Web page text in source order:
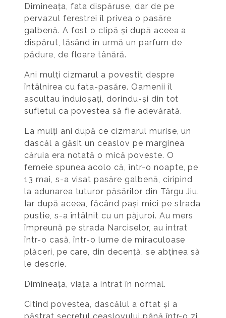
Dimineața, fata dispăruse, dar de pe
pervazul ferestrei îl privea o pasăre
galbenă. A fost o clipă și după aceea a
dispărut, lăsând în urmă un parfum de
pădure, de floare tânără.
Ani mulți cizmarul a povestit despre
întâlnirea cu fata-pasăre. Oamenii îl
ascultau înduioșați, dorindu-și din tot
sufletul ca povestea să fie adevărată.
La mulți ani după ce cizmarul murise, un
dascăl a găsit un ceaslov pe marginea
căruia era notată o mică poveste. O
femeie spunea acolo că, într-o noapte, pe
13 mai, s-a visat pasăre galbenă, ciripind
la adunarea tuturor păsărilor din Târgu Jiu.
Iar după aceea, făcând pași mici pe strada
pustie, s-a întâlnit cu un păjuroi. Au mers
împreună pe strada Narciselor, au intrat
într-o casă, într-o lume de miraculoase
plăceri, pe care, din decență, se abținea să
le descrie.
Dimineața, viața a intrat în normal.
Citind povestea, dascălul a oftat și a